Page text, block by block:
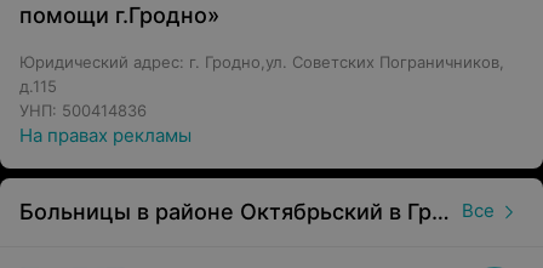
помощи г.Гродно»
Юридический адрес: г. Гродно,ул. Советских Пограничников,
д.115
УНП: 500414836
На правах рекламы
Больницы в районе Октябрьский в Гродно Все